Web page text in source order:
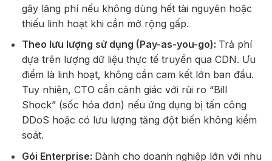
gây lãng phí nếu không dùng hết tài nguyên hoặc
thiếu linh hoạt khi cần mở rộng gấp.
Theo lưu lượng sử dụng (Pay-as-you-go): Trả phí
dựa trên lượng dữ liệu thực tế truyền qua CDN. Ưu
điểm là linh hoạt, không cần cam kết lớn ban đầu.
Tuy nhiên, CTO cần cảnh giác với rủi ro “Bill
Shock” (sốc hóa đơn) nếu ứng dụng bị tấn công
DDoS hoặc có lưu lượng tăng đột biến không kiểm
soát.
Gói Enterprise: Dành cho doanh nghiệp lớn với nhu